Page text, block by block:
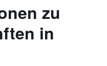
zu
in